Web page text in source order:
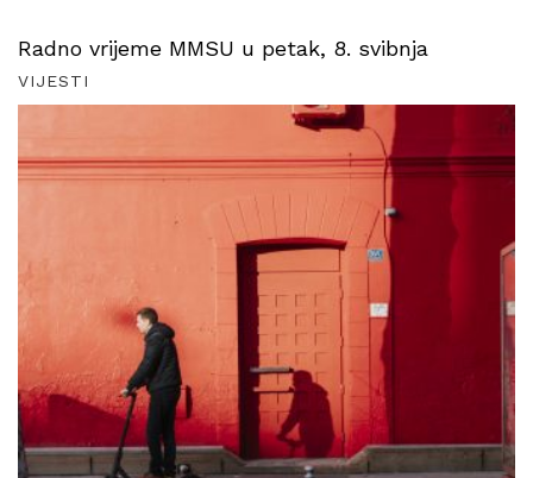
Radno vrijeme MMSU u petak, 8. svibnja
VIJESTI